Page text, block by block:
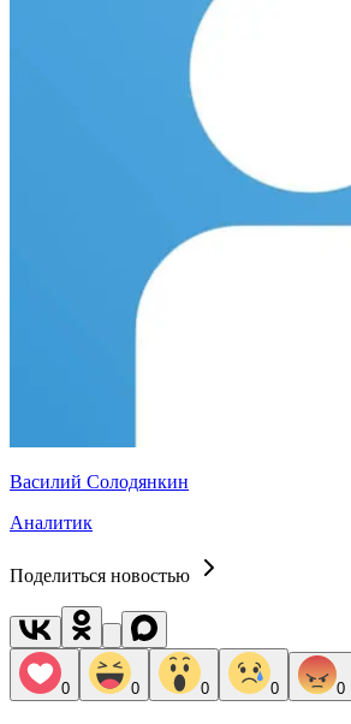
Василий Солодянкин
Аналитик
Поделиться новостью
0 0 0 0 0